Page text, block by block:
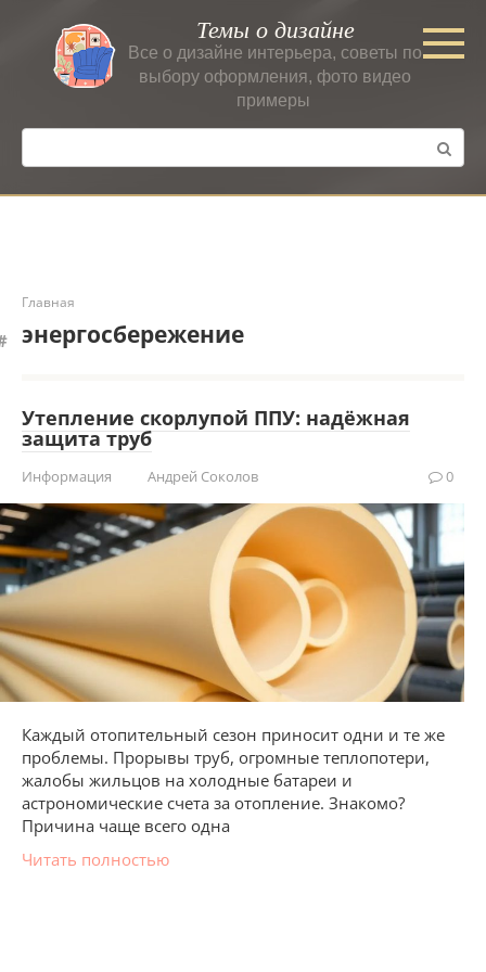
контенту
Темы о дизайне
Все о дизайне интерьера, советы по
выбору оформления, фото видео
примеры
Поиск:
Главная
энергосбережение
Утепление скорлупой ППУ: надёжная
защита труб
Информация Андрей Соколов 0
Каждый отопительный сезон приносит одни и те же
проблемы. Прорывы труб, огромные теплопотери,
жалобы жильцов на холодные батареи и
астрономические счета за отопление. Знакомо?
Причина чаще всего одна
Читать полностью